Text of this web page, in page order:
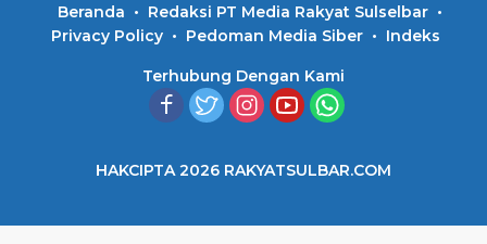
Beranda
Redaksi PT Media Rakyat Sulselbar
Privacy Policy
Pedoman Media Siber Indeks
Terhubung Dengan Kami
HAKCIPTA 2026 RAKYATSULBAR.COM